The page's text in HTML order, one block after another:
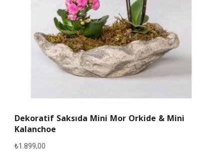
Dekoratif Saksıda Mini Mor Orkide & Mini
Kalanchoe
₺1.899,00